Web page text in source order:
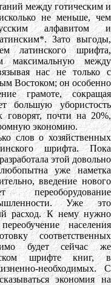
между готическим и
не меньше, чем
алфавитом и
Зато выгоды,
латинского шрифта,
между
нас не только с
Востоком; он особенно
грамоте, сокращая
большую убористость
говорят, почти на 20%,
экономию.
слов о хозяйственных
шрифта. Пока
этой довольно
уже наметка
введение нового
переоборудование
Уже это
расход. К нему нужно
населения
соответственных
будет сейчас же
шрифте книг, в
необходимых. С
экономия на